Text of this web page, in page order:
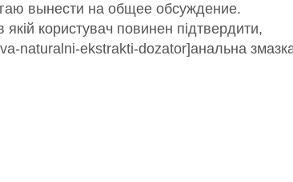
вынести на общее обсуждение.
користувач повинен підтвердити,
naturalni-ekstrakti-dozator]анальна